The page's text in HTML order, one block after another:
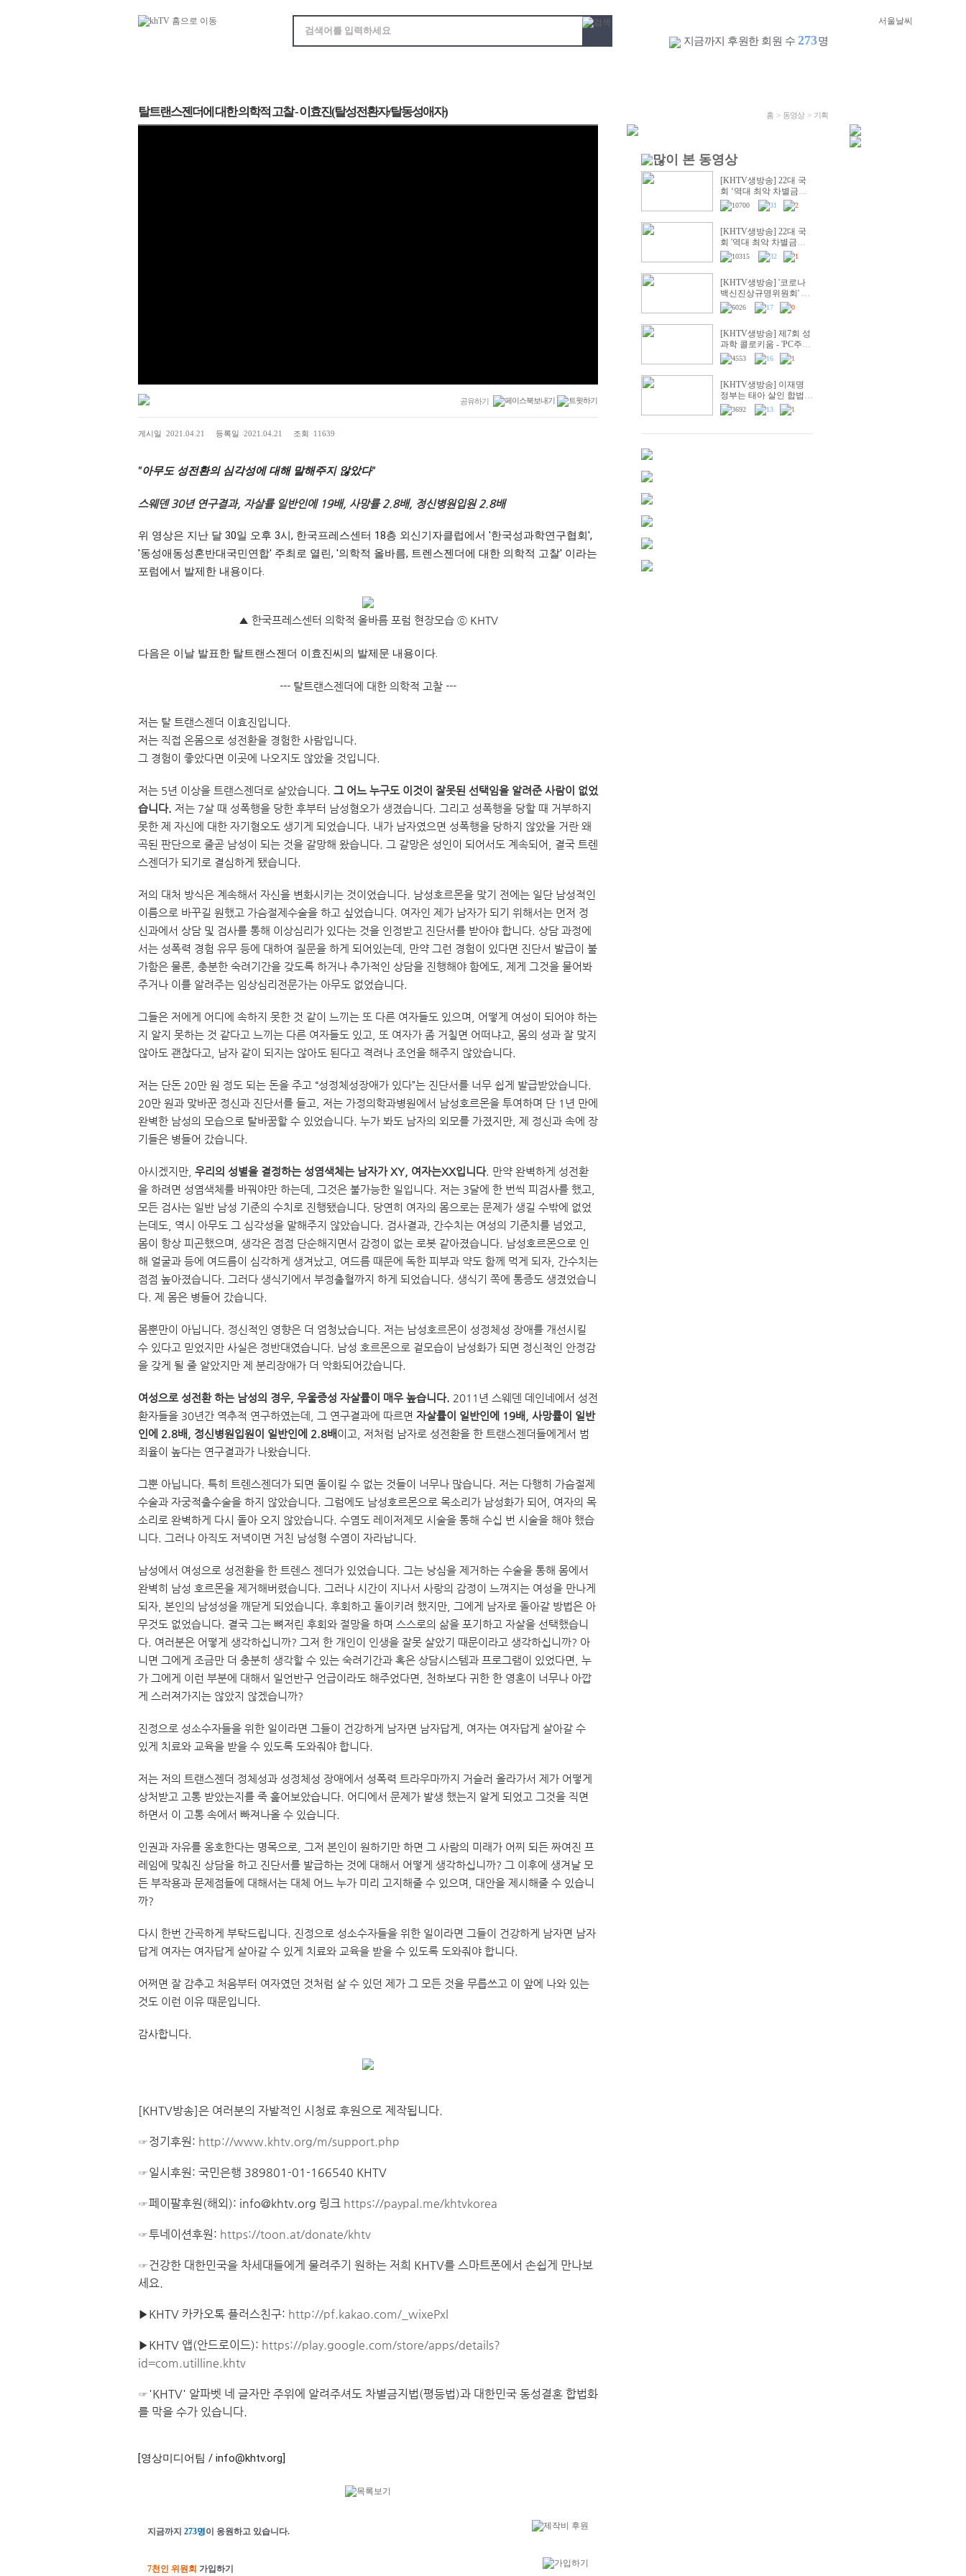
지금까지 후원한 회원 수 273명
탈트랜스젠더에 대한 의학적 고찰 - 이효진(탈성전환자/탈동성애자)
공유하기
게시일 2021.04.21 등록일 2021.04.21 조회 11639
"아무도 성전환의 심각성에 대해 말해주지 않았다"
스웨덴 30년 연구결과, 자살률 일반인에 19배, 사망률 2.8배, 정신병원입원 2.8배
위 영상은 지난 달 30일 오후 3시, 한국프레스센터 18층 외신기자클럽에서 '한국성과학연구협회',
'동성애동성혼반대국민연합' 주최로 열린, '의학적 올바름, 트렌스젠더에 대한 의학적 고찰' 이라는
포럼에서 발제한 내용이다.
▲ 한국프레스센터 의학적 올바름 포럼 현장모습 ⓒ KHTV
다음은 이날 발표한 탈트랜스젠더 이효진씨의 발제문 내용이다.
--- 탈트랜스젠더에 대한 의학적 고찰 ---
저는 탈 트랜스젠더 이효진입니다.
저는 직접 온몸으로 성전환을 경험한 사람입니다.
그 경험이 좋았다면 이곳에 나오지도 않았을 것입니다.
저는 5년 이상을 트랜스젠더로 살았습니다. 그 어느 누구도 이것이 잘못된 선택임을 알려준 사람이 없었
습니다. 저는 7살 때 성폭행을 당한 후부터 남성혐오가 생겼습니다. 그리고 성폭행을 당할 때 거부하지
못한 제 자신에 대한 자기혐오도 생기게 되었습니다. 내가 남자였으면 성폭행을 당하지 않았을 거란 왜
곡된 판단으로 줄곧 남성이 되는 것을 갈망해 왔습니다. 그 갈망은 성인이 되어서도 계속되어, 결국 트렌
스젠더가 되기로 결심하게 됐습니다.
저의 대처 방식은 계속해서 자신을 변화시키는 것이었습니다. 남성호르몬을 맞기 전에는 일단 남성적인
이름으로 바꾸길 원했고 가슴절제수술을 하고 싶었습니다. 여자인 제가 남자가 되기 위해서는 먼저 정
신과에서 상담 및 검사를 통해 이상심리가 있다는 것을 인정받고 진단서를 받아야 합니다. 상담 과정에
서는 성폭력 경험 유무 등에 대하여 질문을 하게 되어있는데, 만약 그런 경험이 있다면 진단서 발급이 불
가함은 물론, 충분한 숙려기간을 갖도록 하거나 추가적인 상담을 진행해야 함에도, 제게 그것을 물어봐
주거나 이를 알려주는 임상심리전문가는 아무도 없었습니다.
그들은 저에게 어디에 속하지 못한 것 같이 느끼는 또 다른 여자들도 있으며, 어떻게 여성이 되어야 하는
지 알지 못하는 것 같다고 느끼는 다른 여자들도 있고, 또 여자가 좀 거칠면 어떠냐고, 몸의 성과 잘 맞지
않아도 괜찮다고, 남자 같이 되지는 않아도 된다고 격려나 조언을 해주지 않았습니다.
저는 단돈 20만 원 정도 되는 돈을 주고 “성정체성장애가 있다”는 진단서를 너무 쉽게 발급받았습니다.
20만 원과 맞바꾼 정신과 진단서를 들고, 저는 가정의학과병원에서 남성호르몬을 투여하며 단 1년 만에
완벽한 남성의 모습으로 탈바꿈할 수 있었습니다. 누가 봐도 남자의 외모를 가졌지만, 제 정신과 속에 장
기들은 병들어 갔습니다.
아시겠지만, 우리의 성별을 결정하는 성염색체는 남자가 XY, 여자는XX입니다. 만약 완벽하게 성전환
을 하려면 성염색체를 바꿔야만 하는데, 그것은 불가능한 일입니다. 저는 3달에 한 번씩 피검사를 했고,
모든 검사는 일반 남성 기준의 수치로 진행됐습니다. 당연히 여자의 몸으로는 문제가 생길 수밖에 없었
는데도, 역시 아무도 그 심각성을 말해주지 않았습니다. 검사결과, 간수치는 여성의 기준치를 넘었고,
몸이 항상 피곤했으며, 생각은 점점 단순해지면서 감정이 없는 로봇 같아졌습니다. 남성호르몬으로 인
해 얼굴과 등에 여드름이 심각하게 생겨났고, 여드름 때문에 독한 피부과 약도 함께 먹게 되자, 간수치는
점점 높아졌습니다. 그러다 생식기에서 부정출혈까지 하게 되었습니다. 생식기 쪽에 통증도 생겼었습니
다. 제 몸은 병들어 갔습니다.
몸뿐만이 아닙니다. 정신적인 영향은 더 엄청났습니다. 저는 남성호르몬이 성정체성 장애를 개선시킬
수 있다고 믿었지만 사실은 정반대였습니다. 남성 호르몬으로 겉모습이 남성화가 되면 정신적인 안정감
을 갖게 될 줄 알았지만 제 분리장애가 더 악화되어갔습니다.
여성으로 성전환 하는 남성의 경우, 우울증성 자살률이 매우 높습니다. 2011년 스웨덴 데인네에서 성전
환자들을 30년간 역추적 연구하였는데, 그 연구결과에 따르면 자살률이 일반인에 19배, 사망률이 일반
인에 2.8배, 정신병원입원이 일반인에 2.8배이고, 저처럼 남자로 성전환을 한 트랜스젠더들에게서 범
죄율이 높다는 연구결과가 나왔습니다.
그뿐 아닙니다. 특히 트렌스젠더가 되면 돌이킬 수 없는 것들이 너무나 많습니다. 저는 다행히 가슴절제
수술과 자궁적출수술을 하지 않았습니다. 그럼에도 남성호르몬으로 목소리가 남성화가 되어, 여자의 목
소리로 완벽하게 다시 돌아 오지 않았습니다. 수염도 레이저제모 시술을 통해 수십 번 시술을 해야 했습
니다. 그러나 아직도 저녁이면 거친 남성형 수염이 자라납니다.
남성에서 여성으로 성전환을 한 트렌스 젠더가 있었습니다. 그는 낭심을 제거하는 수술을 통해 몸에서
완벽히 남성 호르몬을 제거해버렸습니다. 그러나 시간이 지나서 사랑의 감정이 느껴지는 여성을 만나게
되자, 본인의 남성성을 깨닫게 되었습니다. 후회하고 돌이키려 했지만, 그에게 남자로 돌아갈 방법은 아
무것도 없었습니다. 결국 그는 뼈저린 후회와 절망을 하며 스스로의 삶을 포기하고 자살을 선택했습니
다. 여러분은 어떻게 생각하십니까? 그저 한 개인이 인생을 잘못 살았기 때문이라고 생각하십니까? 아
니면 그에게 조금만 더 충분히 생각할 수 있는 숙려기간과 혹은 상담시스템과 프로그램이 있었다면, 누
가 그에게 이런 부분에 대해서 일언반구 언급이라도 해주었다면, 천하보다 귀한 한 영혼이 너무나 아깝
게 스러져가지는 않았지 않겠습니까?
진정으로 성소수자들을 위한 일이라면 그들이 건강하게 남자면 남자답게, 여자는 여자답게 살아갈 수
있게 치료와 교육을 받을 수 있도록 도와줘야 합니다.
저는 저의 트랜스젠더 정체성과 성정체성 장애에서 성폭력 트라우마까지 거슬러 올라가서 제가 어떻게
상처받고 고통 받았는지를 죽 훑어보았습니다. 어디에서 문제가 발생 했는지 알게 되었고 그것을 직면
하면서 이 고통 속에서 빠져나올 수 있습니다.
인권과 자유를 옹호한다는 명목으로, 그저 본인이 원하기만 하면 그 사람의 미래가 어찌 되든 짜여진 프
레임에 맞춰진 상담을 하고 진단서를 발급하는 것에 대해서 어떻게 생각하십니까? 그 이후에 생겨날 모
든 부작용과 문제점들에 대해서는 대체 어느 누가 미리 고지해줄 수 있으며, 대안을 제시해줄 수 있습니
까?
다시 한번 간곡하게 부탁드립니다. 진정으로 성소수자들을 위한 일이라면 그들이 건강하게 남자면 남자
답게 여자는 여자답게 살아갈 수 있게 치료와 교육을 받을 수 있도록 도와줘야 합니다.
어쩌면 잘 감추고 처음부터 여자였던 것처럼 살 수 있던 제가 그 모든 것을 무릅쓰고 이 앞에 나와 있는
것도 이런 이유 때문입니다.
감사합니다.
[KHTV방송]은 여러분의 자발적인 시청료 후원으로 제작됩니다.
☞정기후원: http://www.khtv.org/m/support.php
☞일시후원: 국민은행 389801-01-166540 KHTV
☞페이팔후원(해외): info@khtv.org 링크 https://paypal.me/khtvkorea
☞투네이션후원: https://toon.at/donate/khtv
☞건강한 대한민국을 차세대들에게 물려주기 원하는 저희 KHTV를 스마트폰에서 손쉽게 만나보
세요.
▶KHTV 카카오톡 플러스친구: http://pf.kakao.com/_wixePxl
▶KHTV 앱(안드로이드): https://play.google.com/store/apps/details?
id=com.utilline.khtv
☞'KHTV' 알파벳 네 글자만 주위에 알려주셔도 차별금지법(평등법)과 대한민국 동성결혼 합법화
를 막을 수가 있습니다.
[영상미디어팀 / info@khtv.org]
지금까지 273명이 응원하고 있습니다.
7천인 위원회 가입하기
홈 > 동영상 > 기획
[KHTV생방송] 22대 국
회 ‘역대 최악 차별금지
법’ 반대 거룩한방파제
통합국민대회
10700 31 2
[KHTV생방송] 22대 국
회 '역대 최악 차별금지
법' 반대 거룩한방파제부
산국민대회
10315 32 1
[KHTV생방송] '코로나
백신진상규명위원회' 출
범촉구 국회 기자회견
6026 17 0
[KHTV생방송] 제7회 성
과학 콜로키움 - 'PC주의
& 의학'
4553 16 1
[KHTV생방송] 이재명
정부는 태아 살인 합법화
시도 즉각 중단하라!
3692 13 1